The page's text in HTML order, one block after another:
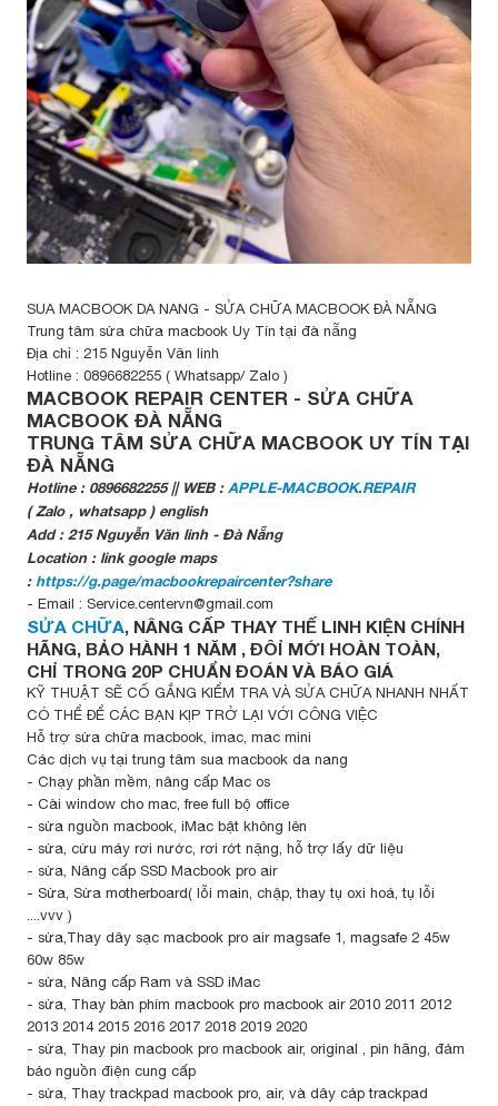
SUA MACBOOK DA NANG - SỬA CHỮA MACBOOK ĐÀ NẴNG
Trung tâm sửa chữa macbook Uy Tín tại đà nẵng
Địa chỉ : 215 Nguyễn Văn linh
Hotline : 0896682255 ( Whatsapp/ Zalo )
MACBOOK REPAIR CENTER - SỬA CHỮA
MACBOOK ĐÀ NẴNG
TRUNG TÂM SỬA CHỮA MACBOOK UY TÍN TẠI
ĐÀ NẴNG
Hotline : 0896682255 || WEB :APPLE-MACBOOK.REPAIR
( Zalo , whatsapp ) english
Add : 215 Nguyễn Văn linh - Đà Nẵng
Location : link google maps
:https://g.page/macbookrepaircenter?share
- Email : Service.centervn@gmail.com
SỬA CHỮA, NÂNG CẤP THAY THẾ LINH KIỆN CHÍNH
HÃNG, BẢO HÀNH 1 NĂM , ĐÔỈ MỚI HOÀN TOÀN,
CHỈ TRONG 20P CHUẨN ĐOÁN VÀ BÁO GIÁ
KỸ THUẬT SẼ CỐ GẮNG KIỂM TRA VÀ SỬA CHỮA NHANH NHẤT
CÓ THỂ ĐỂ CÁC BẠN KỊP TRỞ LẠI VỚI CÔNG VIỆC
Hỗ trợ sửa chữa macbook, imac, mac mini
Các dịch vụ tại trung tâm sua macbook da nang
- Chạy phần mềm, nâng cấp Mac os
- Cài window cho mac, free full bộ office
- sửa nguồn macbook, iMac bật không lên
- sửa, cứu máy rơi nước, rơi rớt nặng, hỗ trợ lấy dữ liệu
- sửa, Nâng cấp SSD Macbook pro air
- Sửa, Sửa motherboard( lỗi main, chập, thay tụ oxi hoá, tụ lỗi
....vvv )
- sửa,Thay dây sạc macbook pro air magsafe 1, magsafe 2 45w
60w 85w
- sửa, Nâng cấp Ram và SSD iMac
- sửa, Thay bàn phím macbook pro macbook air 2010 2011 2012
2013 2014 2015 2016 2017 2018 2019 2020
- sửa, Thay pin macbook pro macbook air, original , pin hãng, đảm
bảo nguồn điện cung cấp
- sửa, Thay trackpad macbook pro, air, và dây cáp trackpad